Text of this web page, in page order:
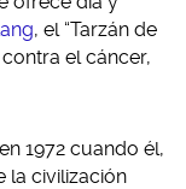
, el “Tarzán de
el cáncer,
1972 cuando él,
la civilización